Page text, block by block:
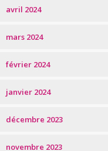
avril 2024
mars 2024
février 2024
janvier 2024
décembre 2023
novembre 2023